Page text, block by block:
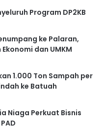
Program DP2KB
ke Palaran,
dan UMKM
1.000 Ton Sampah per
ke Batuah
Niaga Perkuat Bisnis